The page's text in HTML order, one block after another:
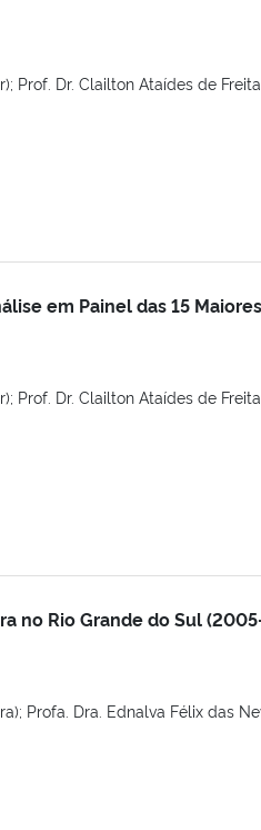
Prof. Dr. Clailton Ataídes de
em Painel das 15 Maiores
Prof. Dr. Clailton Ataídes de
no Rio Grande do Sul
Profa. Dra. Ednalva Félix das